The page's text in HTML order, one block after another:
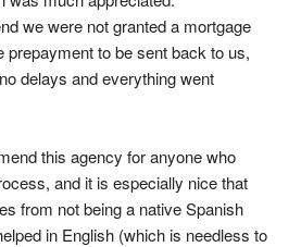
we were not granted a mortgage
prepayment to be sent back to us,
delays and everything went
this agency for anyone who
and it is especially nice that
from not being a native Spanish
in English (which is needless to